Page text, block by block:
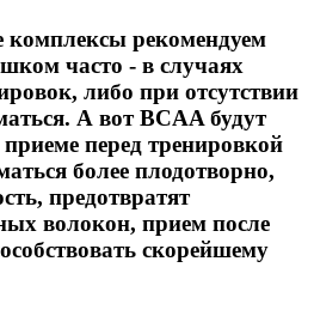
рекомендуем
часто - в случаях
либо при отсутствии
А вот BCAA будут
перед тренировкой
более плодотворно,
предотвратят
волокон, прием после
скорейшему